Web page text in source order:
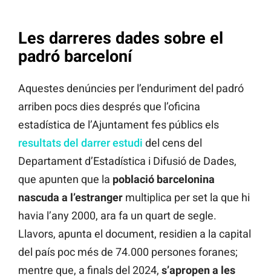
Les darreres dades sobre el
padró barceloní
Aquestes denúncies per l’enduriment del padró
arriben pocs dies després que l’oficina
estadística de l’Ajuntament fes públics els
resultats del darrer estudi del cens del
Departament d’Estadística i Difusió de Dades,
que apunten que la població barcelonina
nascuda a l’estranger multiplica per set la que hi
havia l’any 2000, ara fa un quart de segle.
Llavors, apunta el document, residien a la capital
del país poc més de 74.000 persones foranes;
mentre que, a finals del 2024, s’apropen a les